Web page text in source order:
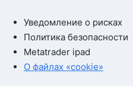
Уведомление о рисках
Политика безопасности
Metatrader ipad
О файлах «cookie»